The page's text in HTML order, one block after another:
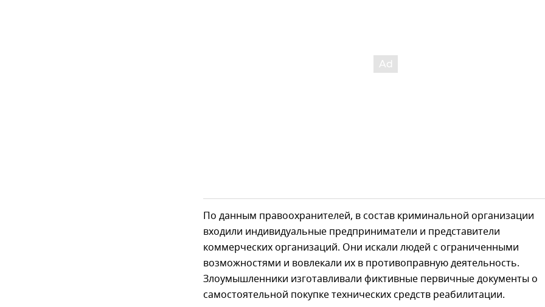
По данным правоохранителей, в состав криминальной организации
входили индивидуальные предприниматели и представители
коммерческих организаций. Они искали людей с ограниченными
возможностями и вовлекали их в противоправную деятельность.
Злоумышленники изготавливали фиктивные первичные документы о
самостоятельной покупке технических средств реабилитации.